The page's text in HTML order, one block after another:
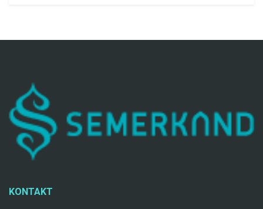
KONTAKT